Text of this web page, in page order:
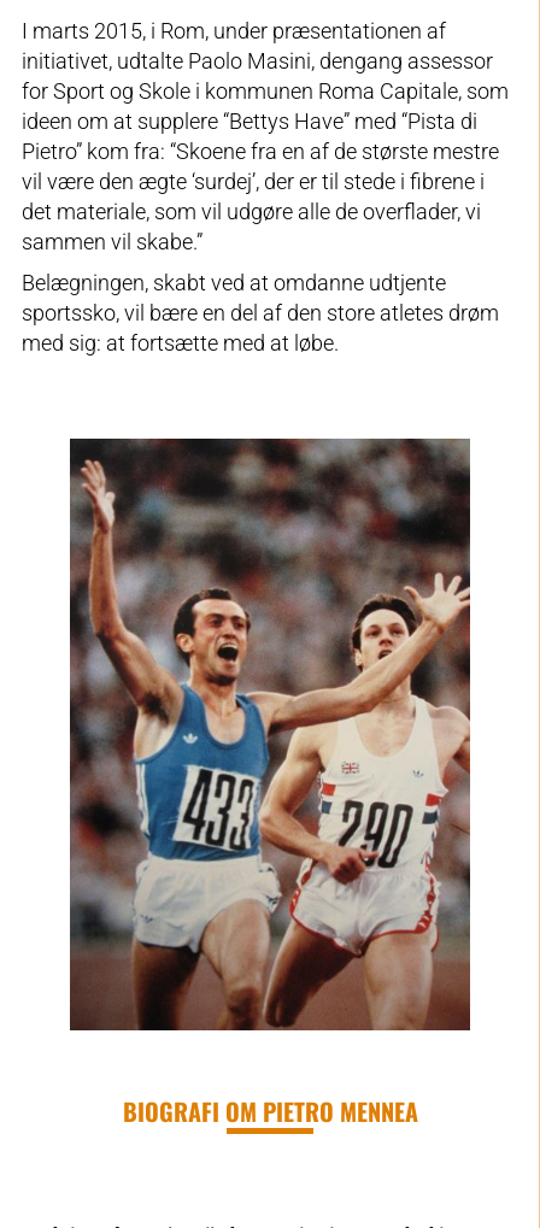
I marts 2015, i Rom, under præsentationen af
initiativet, udtalte Paolo Masini, dengang assessor
for Sport og Skole i kommunen Roma Capitale, som
ideen om at supplere “Bettys Have” med “Pista di
Pietro” kom fra: “Skoene fra en af de største mestre
vil være den ægte ‘surdej’, der er til stede i fibrene i
det materiale, som vil udgøre alle de overflader, vi
sammen vil skabe.”
Belægningen, skabt ved at omdanne udtjente
sportssko, vil bære en del af den store atletes drøm
med sig: at fortsætte med at løbe.
BIOGRAFI OM PIETRO MENNEA